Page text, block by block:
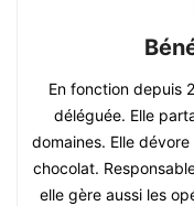
En fonction depuis
déléguée. Elle
domaines. Elle
chocolat.
elle gère aussi les